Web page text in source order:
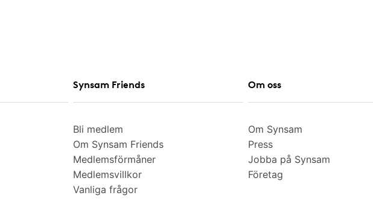
Synsam Friends
Bli medlem
Om Synsam Friends
Medlemsförmåner
Medlemsvillkor
Vanliga frågor
Om oss
Om Synsam
Press
Jobba på Synsam
Företag